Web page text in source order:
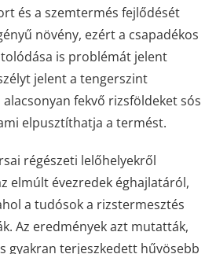
és a szemtermés fejlődését
növény, ezért a csapadékos
is problémát jelent
jelent a tengerszint
fekvő rizsföldeket sós
elpusztíthatja a termést.
régészeti lelőhelyekről
elmúlt évezredek éghajlatáról,
a tudósok a rizstermesztés
Az eredmények azt mutatták,
gyakran terjeszkedett hűvösebb